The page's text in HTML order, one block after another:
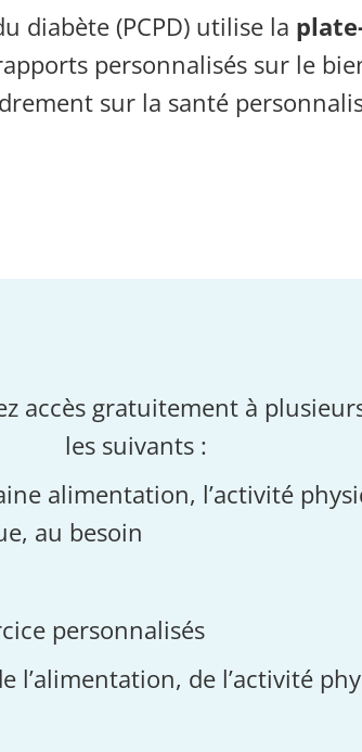
diabète (PCPD) utilise la
personnalisés sur le
sur la santé
accès gratuitement à
les suivants :
alimentation, l’activité
au besoin
personnalisés
l’alimentation, de l’activité